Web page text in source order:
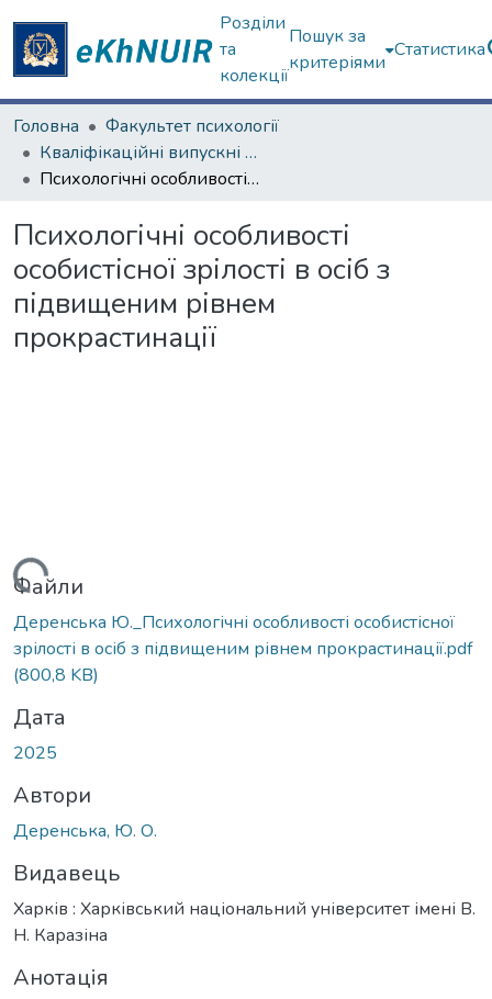
Розділи
та
колекції
Пошук за
критеріями
Статистика
Головна
Факультет психології
Кваліфікаційні випускні роботи магістрів. Факультет психології
Психологічні особливості особистісної зрілості в осіб з підвищеним рівнем прокрастинації
Психологічні особливості
особистісної зрілості в осіб з
підвищеним рівнем
прокрастинації
Файли
Деренська Ю._Психологічні особливості особистісної
зрілості в осіб з підвищеним рівнем прокрастинації.pdf
(800,8 KB)
Дата
2025
Автори
Деренська, Ю. О.
Видавець
Харків : Харківський національний університет імені В.
Н. Каразіна
Анотація